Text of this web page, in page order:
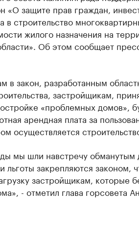
«О защите прав граждан,
в строительство
жилого назначения на
Об этом сообщает
в закон, разработанным
застройщикам,
«проблемных домов»,
арендная плата за
осуществляется
мы шли навстречу обманутым
льготы закрепляются законом,
застройщикам, которые
- отметил глава горсовета